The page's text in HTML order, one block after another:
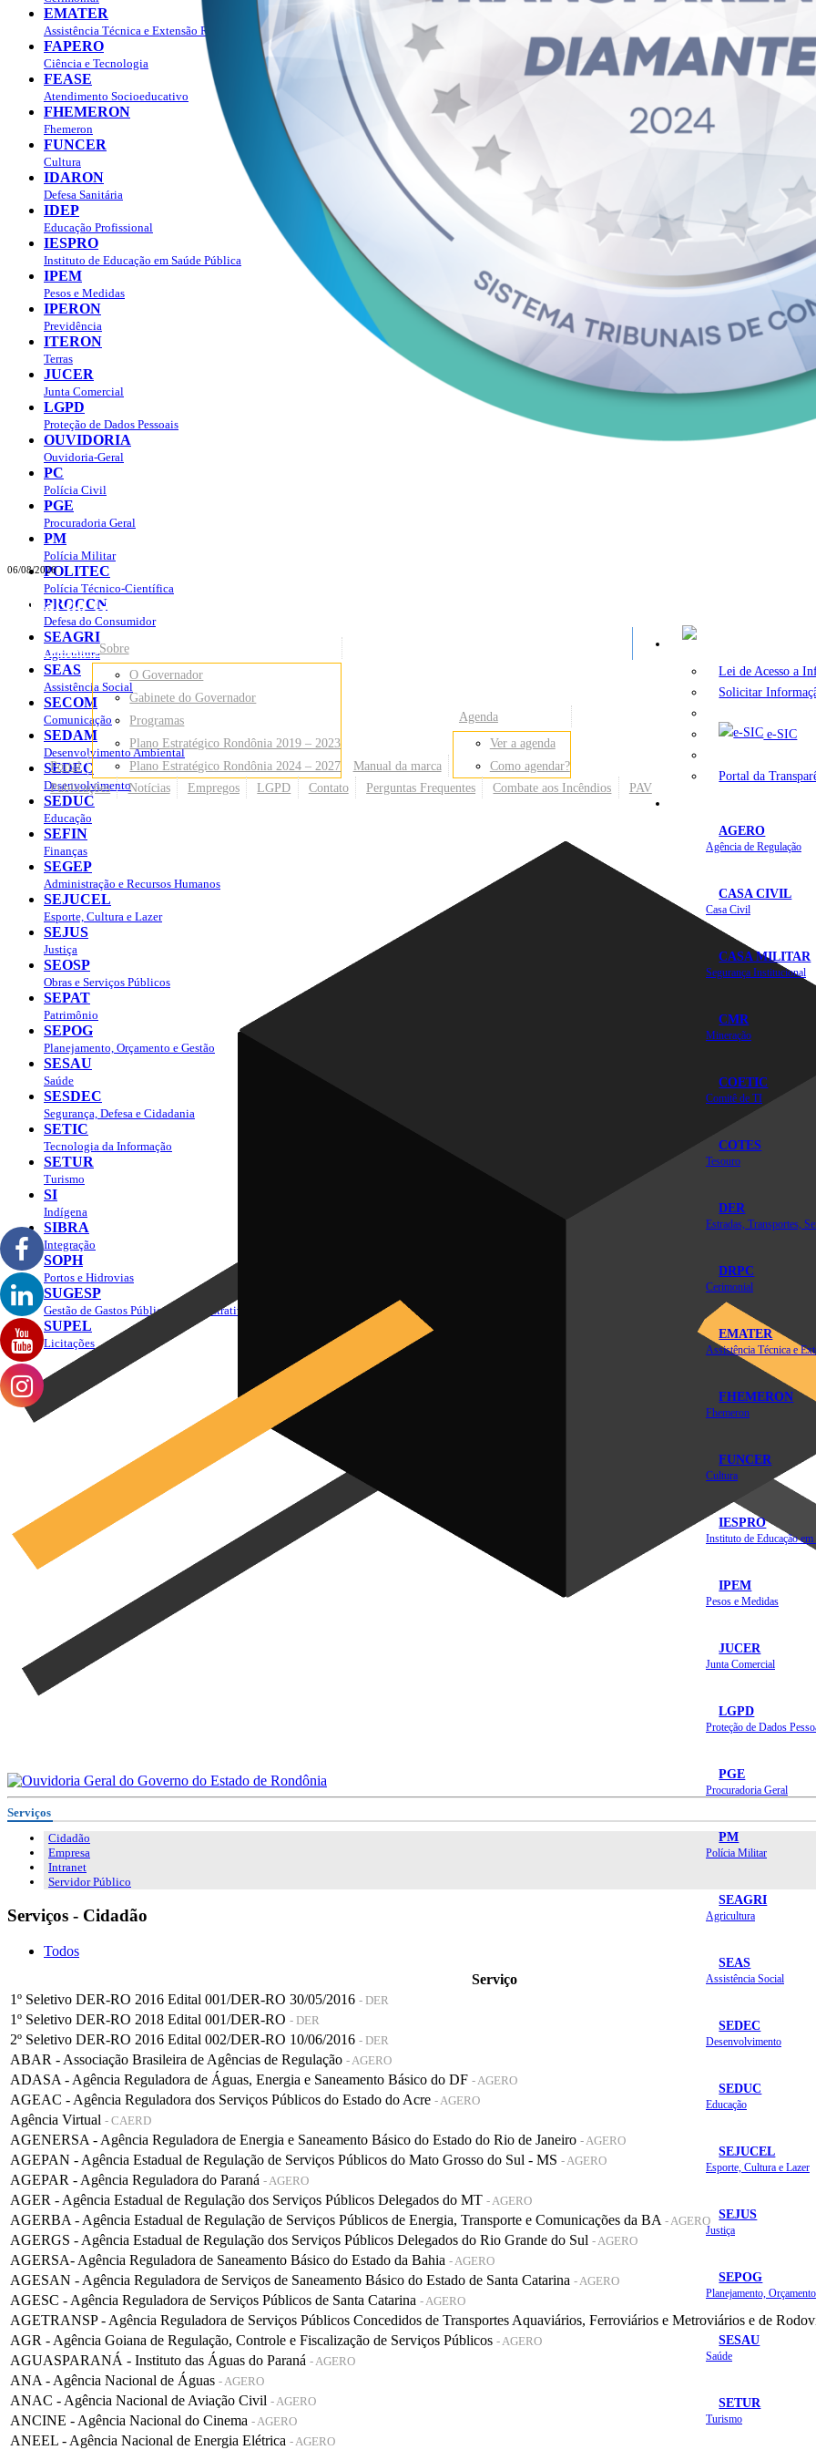
06/08/2026
Portal do Governo do
Governode Rondônia
Lei de Acesso a
Solicitar
e-SIC
Portal da
AGERO
Agência de Regulação
CASA CIVIL
Casa Civil
CASA MILITAR
Segurança Institucional
CMR
Mineração
COETIC
Comitê de TI
COTES
Tesouro
DER
DRPC
Cerimonial
EMATER
FHEMERON
Fhemeron
FUNCER
Cultura
IESPRO
IPEM
Pesos e Medidas
JUCER
Junta Comercial
LGPD
Proteção de Dados
PGE
Procuradoria Geral
PM
Polícia Militar
SEAGRI
Agricultura
SEAS
Assistência Social
SEDEC
Desenvolvimento
SEDUC
Educação
SEJUCEL
Esporte, Cultura e Lazer
SEJUS
Justiça
SEPOG
SESAU
Saúde
SETUR
Turismo
Portal
Sobre
O Governador
Gabinete do Governador
Programas
Plano Estratégico Rondônia 2019 – 2023
Plano Estratégico Rondônia 2024 – 2027
Manual da marca
Agenda
Ver a agenda
Como agendar?
Publicações
Notícias Empregos LGPD Contato Perguntas Frequentes Combate aos Incêndios PAV
EMATER
Assistência Técnica e Extensão Rural
FAPERO
Ciência e Tecnologia
FEASE
Atendimento Socioeducativo
FHEMERON
Fhemeron
FUNCER
Cultura
IDARON
Defesa Sanitária
IDEP
Educação Profissional
IESPRO
Instituto de Educação em Saúde Pública
IPEM
Pesos e Medidas
IPERON
Previdência
ITERON
Terras
JUCER
Junta Comercial
LGPD
Proteção de Dados Pessoais
OUVIDORIA
Ouvidoria-Geral
PC
Polícia Civil
PGE
Procuradoria Geral
PM
Polícia Militar
POLITEC
Polícia Técnico-Científica
PROCON
Defesa do Consumidor
SEAGRI
Agricultura
SEAS
Assistência Social
SECOM
Comunicação
SEDAM
Desenvolvimento Ambiental
SEDEC
Desenvolvimento
SEDUC
Educação
SEFIN
Finanças
SEGEP
Administração e Recursos Humanos
SEJUCEL
Esporte, Cultura e Lazer
SEJUS
Justiça
SEOSP
Obras e Serviços Públicos
SEPAT
Patrimônio
SEPOG
Planejamento, Orçamento e Gestão
SESAU
Saúde
SESDEC
Segurança, Defesa e Cidadania
SETIC
Tecnologia da Informação
SETUR
Turismo
SI
Indígena
SIBRA
Integração
SOPH
Portos e Hidrovias
SUGESP
Gestão de Gastos Públicos Administrativos
SUPEL
Licitações
Serviços
Cidadão
Empresa
Intranet
Servidor Público
Serviços - Cidadão
Todos
Serviço
1º Seletivo DER-RO 2016 Edital 001/DER-RO 30/05/2016 - DER
1º Seletivo DER-RO 2018 Edital 001/DER-RO - DER
2º Seletivo DER-RO 2016 Edital 002/DER-RO 10/06/2016 - DER
ABAR - Associação Brasileira de Agências de Regulação - AGERO
ADASA - Agência Reguladora de Águas, Energia e Saneamento Básico do DF - AGERO
AGEAC - Agência Reguladora dos Serviços Públicos do Estado do Acre - AGERO
Agência Virtual - CAERD
AGENERSA - Agência Reguladora de Energia e Saneamento Básico do Estado do Rio de Janeiro - AGERO
AGEPAN - Agência Estadual de Regulação de Serviços Públicos do Mato Grosso do Sul - MS - AGERO
AGEPAR - Agência Reguladora do Paraná - AGERO
AGER - Agência Estadual de Regulação dos Serviços Públicos Delegados do MT - AGERO
AGERBA - Agência Estadual de Regulação de Serviços Públicos de Energia, Transporte e Comunicações da BA - AGERO
AGERGS - Agência Estadual de Regulação dos Serviços Públicos Delegados do Rio Grande do Sul - AGERO
AGERSA- Agência Reguladora de Saneamento Básico do Estado da Bahia - AGERO
AGESAN - Agência Reguladora de Serviços de Saneamento Básico do Estado de Santa Catarina - AGERO
AGESC - Agência Reguladora de Serviços Públicos de Santa Catarina - AGERO
AGETRANSP - Agência Reguladora de Serviços Públicos Concedidos de Transportes Aquaviários, Ferroviários e Metroviários e de
AGR - Agência Goiana de Regulação, Controle e Fiscalização de Serviços Públicos - AGERO
AGUASPARANÁ - Instituto das Águas do Paraná - AGERO
ANA - Agência Nacional de Águas - AGERO
ANAC - Agência Nacional de Aviação Civil - AGERO
ANCINE - Agência Nacional do Cinema - AGERO
ANEEL - Agência Nacional de Energia Elétrica - AGERO